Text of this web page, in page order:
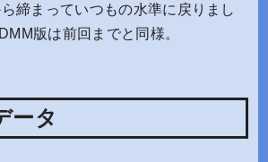
締まっていつもの水準に戻りまし
版は前回までと同様。
ータ